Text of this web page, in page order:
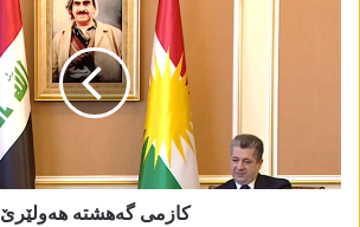
کازمی گەھشتە ھەولێرێ